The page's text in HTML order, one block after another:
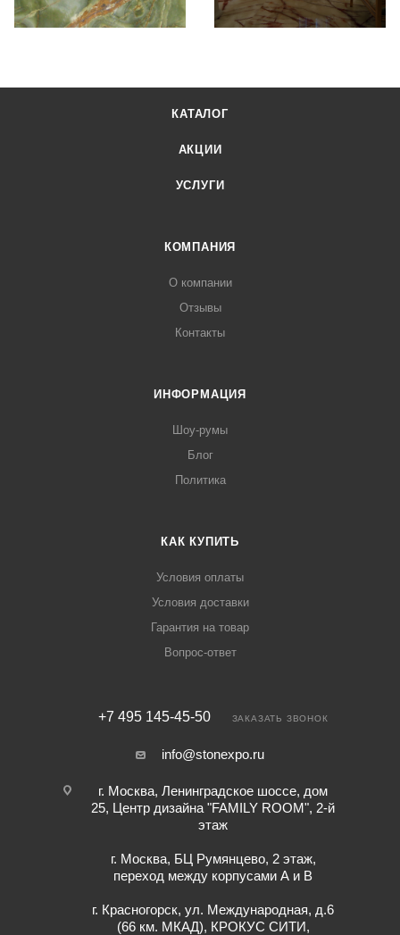
КАТАЛОГ
АКЦИИ
УСЛУГИ
КОМПАНИЯ
О компании
Отзывы
Контакты
ИНФОРМАЦИЯ
Шоу-румы
Блог
Политика
КАК КУПИТЬ
Условия оплаты
Условия доставки
Гарантия на товар
Вопрос-ответ
+7 495 145-45-50 ЗАКАЗАТЬ ЗВОНОК
info@stonexpo.ru
г. Москва, Ленинградское шоссе, дом
25, Центр дизайна "FAMILY ROOM", 2-й
этаж
г. Москва, БЦ Румянцево, 2 этаж,
переход между корпусами А и В
г. Красногорск, ул. Международная, д.6
(66 км. МКАД), КРОКУС СИТИ,